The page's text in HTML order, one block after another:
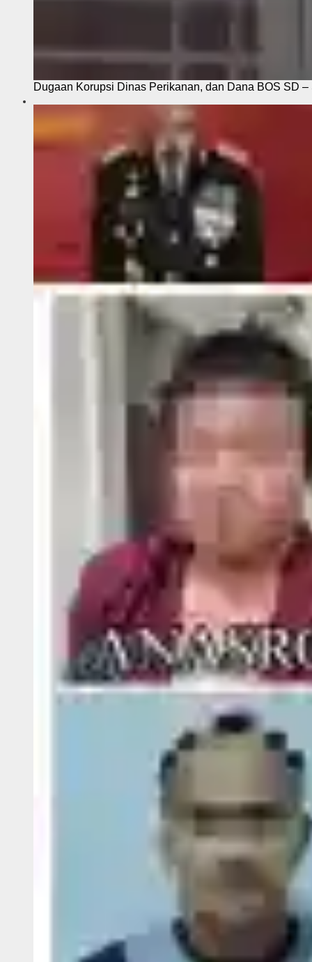
Dugaan Korupsi Dinas Perikanan, dan Dana BOS SD